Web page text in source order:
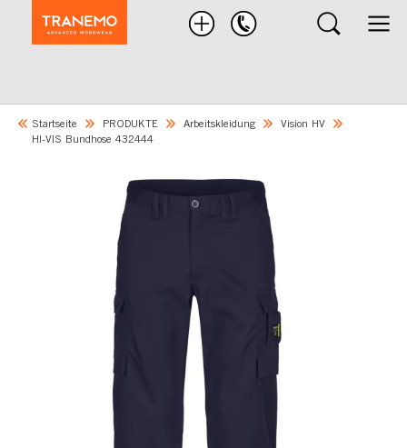
Produkten
Startseite PRODUKTE Arbeitskleidung
Vision HV
HI-VIS Bundhose 432444